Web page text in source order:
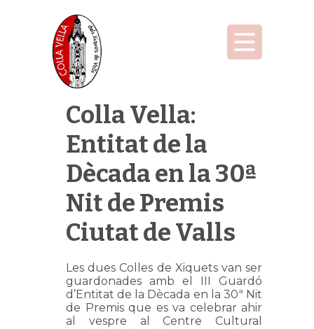
Colla Vella:
Entitat de la
Dècada en la 30ª
Nit de Premis
Ciutat de Valls
Les dues Colles de Xiquets van ser
guardonades amb el III Guardó
d’Entitat de la Dècada en la 30ª Nit
de Premis que es va celebrar ahir
al vespre al Centre Cultural